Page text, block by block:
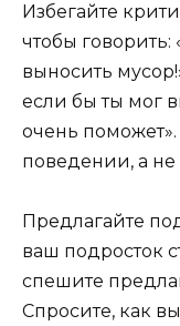
Избегайте
чтобы говорить:
выносить
если бы ты мог
очень
поведении, а не
Предлагайте
ваш подросток
спешите
Спросите, как